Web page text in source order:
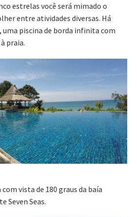
estrelas você será mimado o
entre atividades diversas. Há
uma piscina de borda infinita com
praia.
vista de 180 graus da baía
Seven Seas.